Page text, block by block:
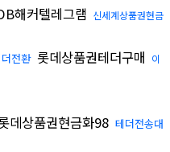
해커텔레그램 신세계상품권현금
전환 롯데상품권테더구매 이
데상품권현금화98 테더전송대